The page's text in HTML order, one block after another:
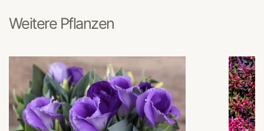
Weitere Pflanzen